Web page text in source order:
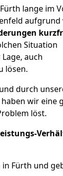
lange im
aufgrund
Situation
auch
lösen.
durch
haben wir eine
löst.
Fürth und